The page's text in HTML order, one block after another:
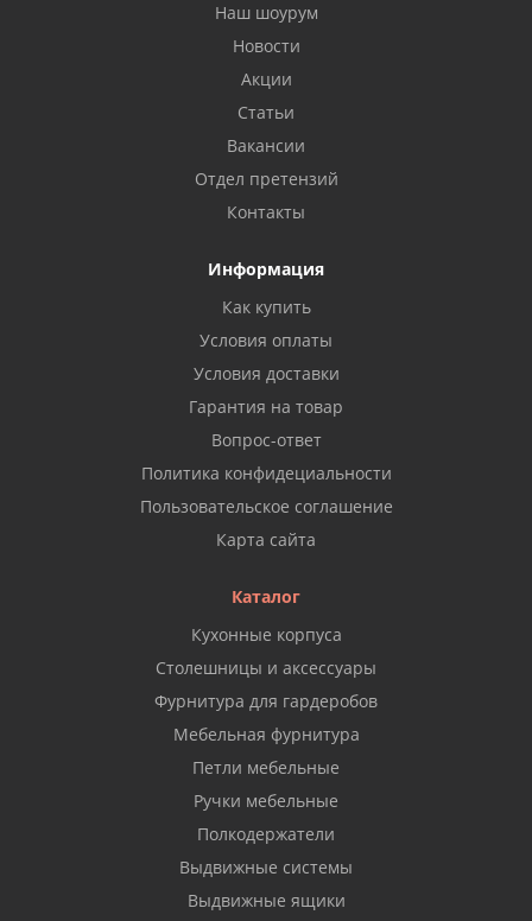
Наш шоурум
Новости
Акции
Статьи
Вакансии
Отдел претензий
Контакты
Информация
Как купить
Условия оплаты
Условия доставки
Гарантия на товар
Вопрос-ответ
Политика конфидециальности
Пользовательское соглашение
Карта сайта
Каталог
Кухонные корпуса
Столешницы и аксессуары
Фурнитура для гардеробов
Мебельная фурнитура
Петли мебельные
Ручки мебельные
Полкодержатели
Выдвижные системы
Выдвижные ящики